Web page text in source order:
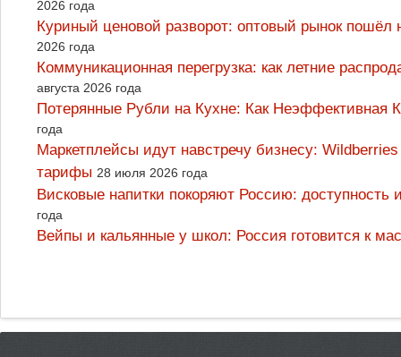
2026 года
Куриный ценовой разворот: оптовый рынок
2026 года
Коммуникационная перегрузка: как летние
августа 2026 года
Потерянные Рубли на Кухне: Как
года
Маркетплейсы идут навстречу бизнесу:
тарифы 28 июля 2026 года
Висковые напитки покоряют Россию:
года
Вейпы и кальянные у школ: Россия готовится к